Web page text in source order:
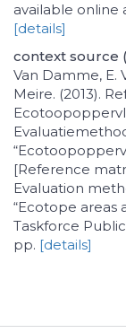
available online
[details]
context source
Van Damme, E.
Meire. (2013).
[Reference
Evaluation
“Ecotope areas
Taskforce
pp. [details]